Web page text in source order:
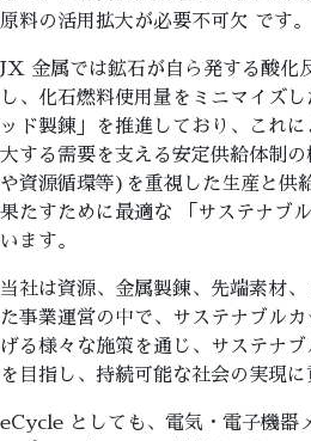
原料の活用拡大が必要不可欠 です。
JX 金属では鉱石が自ら発する酸化
し、化石燃料使用量をミニマイズ
ッド製錬」を推進しており、これ
大する需要を支える安定供給体制
や資源循環等)を重視した生産と供
果たすために最適な 「サステナブ
います。
当社は資源、金属製錬、先端素材
た事業運営の中で、サステナブル
げる様々な施策を通じ、サステナ
を目指し、持続可能な社会の実現に
eCycle としても、電気・電子機器